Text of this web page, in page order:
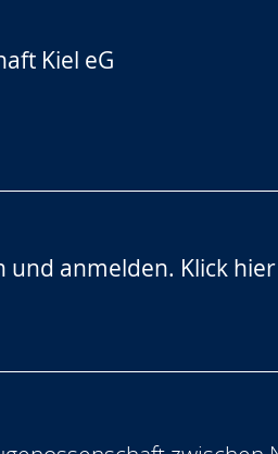
Kiel eG
und anmelden. Klick hier